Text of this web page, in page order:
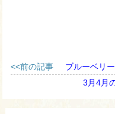
<<前の記事
ブルーベリ
3月4月